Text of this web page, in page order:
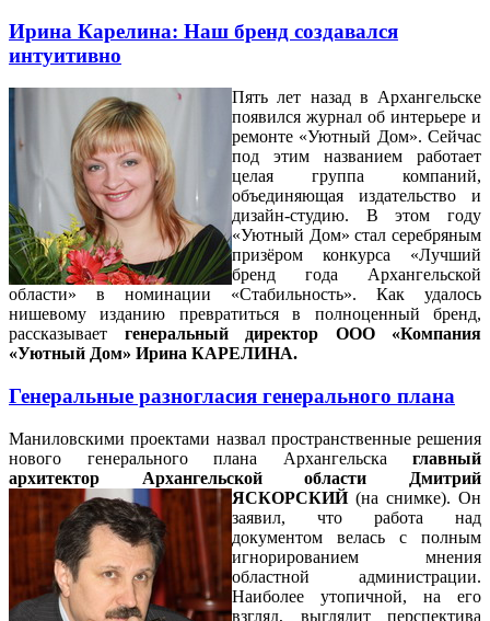
Ирина Карелина: Наш бренд создавался
интуитивно
Пять лет назад в Архангельске
появился журнал об интерьере и
ремонте «Уютный Дом». Сейчас
под этим названием работает
целая группа компаний,
объединяющая издательство и
дизайн-студию. В этом году
«Уютный Дом» стал серебряным
призёром конкурса «Лучший
бренд года Архангельской
области» в номинации «Стабильность». Как удалось
нишевому изданию превратиться в полноценный бренд,
рассказывает генеральный директор ООО «Компания
«Уютный Дом» Ирина КАРЕЛИНА.
Генеральные разногласия генерального плана
Маниловскими проектами назвал пространственные решения
нового генерального плана Архангельска главный
архитектор Архангельской области Дмитрий
ЯСКОРСКИЙ(на снимке). Он
заявил, что работа над
документом велась с полным
игнорированием мнения
областной администрации.
Наиболее утопичной, на его
взгляд, выглядит перспектива